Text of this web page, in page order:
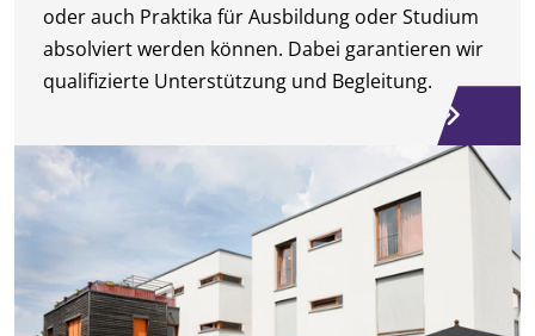
oder auch Praktika für Ausbildung oder Studium
absolviert werden können. Dabei garantieren wir
qualifizierte Unterstützung und Begleitung.